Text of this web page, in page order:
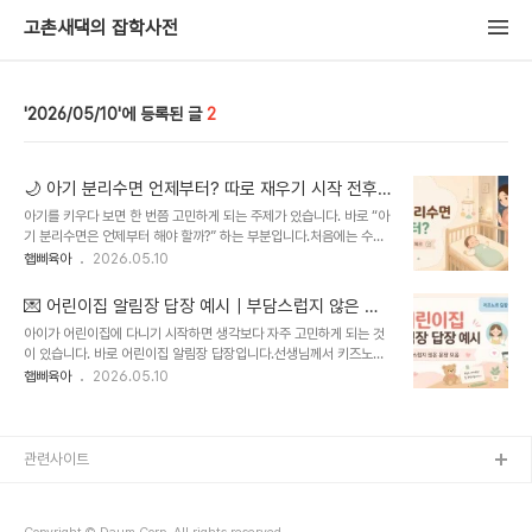
고촌새댁의 잡학사전
2026/05/10 2
🌙 아기 분리수면 언제부터? 따로 재우기 시작 전후
체크할 것
아기를 키우다 보면 한 번쯤 고민하게 되는 주제가 있습니다. 바로 “아
기 분리수면은 언제부터 해야 할까?” 하는 부분입니다.처음에는 수유
와 밤중 케어 때문에 같은 방에서 재우는 것이 편하지만, 아기가 점점
중에 자주 깨는 일이 반복되면 분리수면을 고민하게 됩니다.하지만 분
리수면은 단순히 “몇 개월부터 해야 한다”로 정할 수 있는 문제가 아닙
니다. 아기 월령, 수면 환경, 부모의 준비도, 아기 기질, 밤중 케어 가능
여부를 함께 봐야 합니다.오늘은 아기 분리수면 언제부터 가능한지, 그
리고 분리수면 시작 전후에 꼭 체크할 것을 현실적으로 정리해보겠습
햅삐육아 2026.05.10
💌 어린이집 알림장 답장 예시｜부담스럽지 않은 문
장 모음
아이가 어린이집에 다니기 시작하면 생각보다 자주 고민하게 되는 것
이 있습니다. 바로 어린이집 알림장 답장입니다.선생님께서 키즈노트
나 알림장에 아이의 하루를 정성스럽게 적어주시면 감사한 마음이 들
요.오늘은 어린이집 알림장 답장 예시를 상황별로 정리해보려고 합니
햅삐육아 2026.05.10
관련사이트